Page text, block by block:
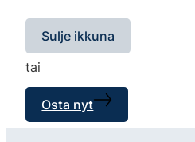
Sulje ikkuna
tai
Osta nyt